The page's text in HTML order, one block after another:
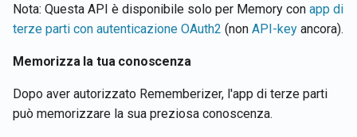
Nota: Questa API è disponibile solo per Memory con app di
terze parti con autenticazione OAuth2 (non API-key ancora).
Memorizza la tua conoscenza
Dopo aver autorizzato Rememberizer, l'app di terze parti
può memorizzare la sua preziosa conoscenza.